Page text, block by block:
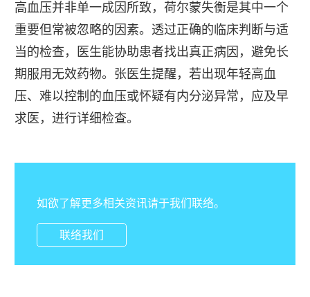
高血压并非单一成因所致，荷尔蒙失衡是其中一个
重要但常被忽略的因素。透过正确的临床判断与适
当的检查，医生能协助患者找出真正病因，避免长
期服用无效药物。张医生提醒，若出现年轻高血
压、难以控制的血压或怀疑有内分泌异常，应及早
求医，进行详细检查。
如欲了解更多相关资讯请于我们联络。
联络我们